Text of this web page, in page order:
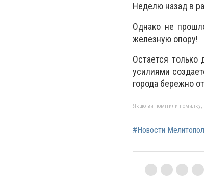
Неделю назад в
Однако не
железную опору!
Остается только
усилиями
города бережно
Якщо ви помітили помилку,
#Новости